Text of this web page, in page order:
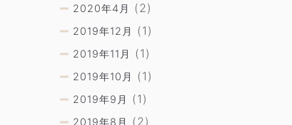
2020年4月 (2)
2019年12月 (1)
2019年11月 (1)
2019年10月 (1)
2019年9月 (1)
2019年8月 (2)